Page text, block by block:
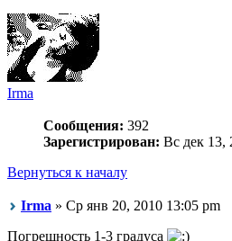
Irma
Сообщения: 392
Зарегистрирован: Вс дек 13,
Вернуться к началу
Irma » Ср янв 20, 2010 13:05 pm
Погрешность 1-3 градуса